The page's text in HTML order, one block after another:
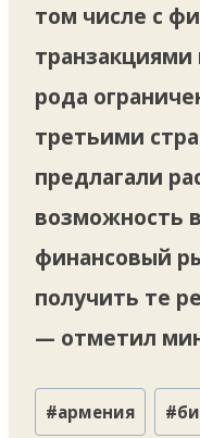
том числе с
транзакциями
рода
третьими
предлагали
возможность
финансовый
получить те
— отметил
Метки
#армения #